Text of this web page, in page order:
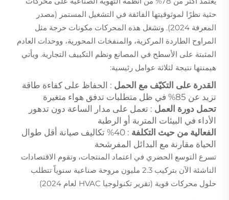
حثية نظرًا لموثوقيتها الفائقة في التشغيل المستمر (مصدر
المعرفة 2024). وتشغل هذه المحركات مكونات حرجة مثل
المراوح الطاردة المركزية، والمنفخات المحورية، ووحدات العادم
المثبتة على الأسطح في المصانع ونظم التكييف التجارية. ويأتي
هيمنتها نتيجة لثلاثة عوامل رئيسية:
القدرة على التكيّف مع الحمل : الحفاظ على كفاءة طاقة
تزيد عن 85% في ظل متطلبات تدفق هواء متغيرة
تحمل دورة العمل : تعمل على مدار الساعة دون تدهور
الأداء في البيئات المتربة أو الرطبة
الفعالية من حيث التكلفة
: 40% تكاليف صيانة أقل طوال
الحياة مقارنة مع البدائل المفرشحة
تسرع التوسع الحضري في اعتماد المنتجات، وتقوم الاقتصادات
الناشئة الآن بتركيب 2.3 مليون مروحة صناعية سنوياً تتطلب
حلول محركات قوية (تقرير تكنولوجيا HVAC لعام 2024)